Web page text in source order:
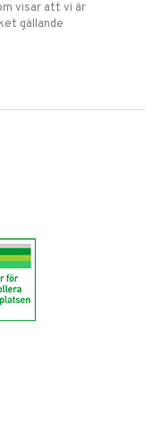
visar att vi är
gällande